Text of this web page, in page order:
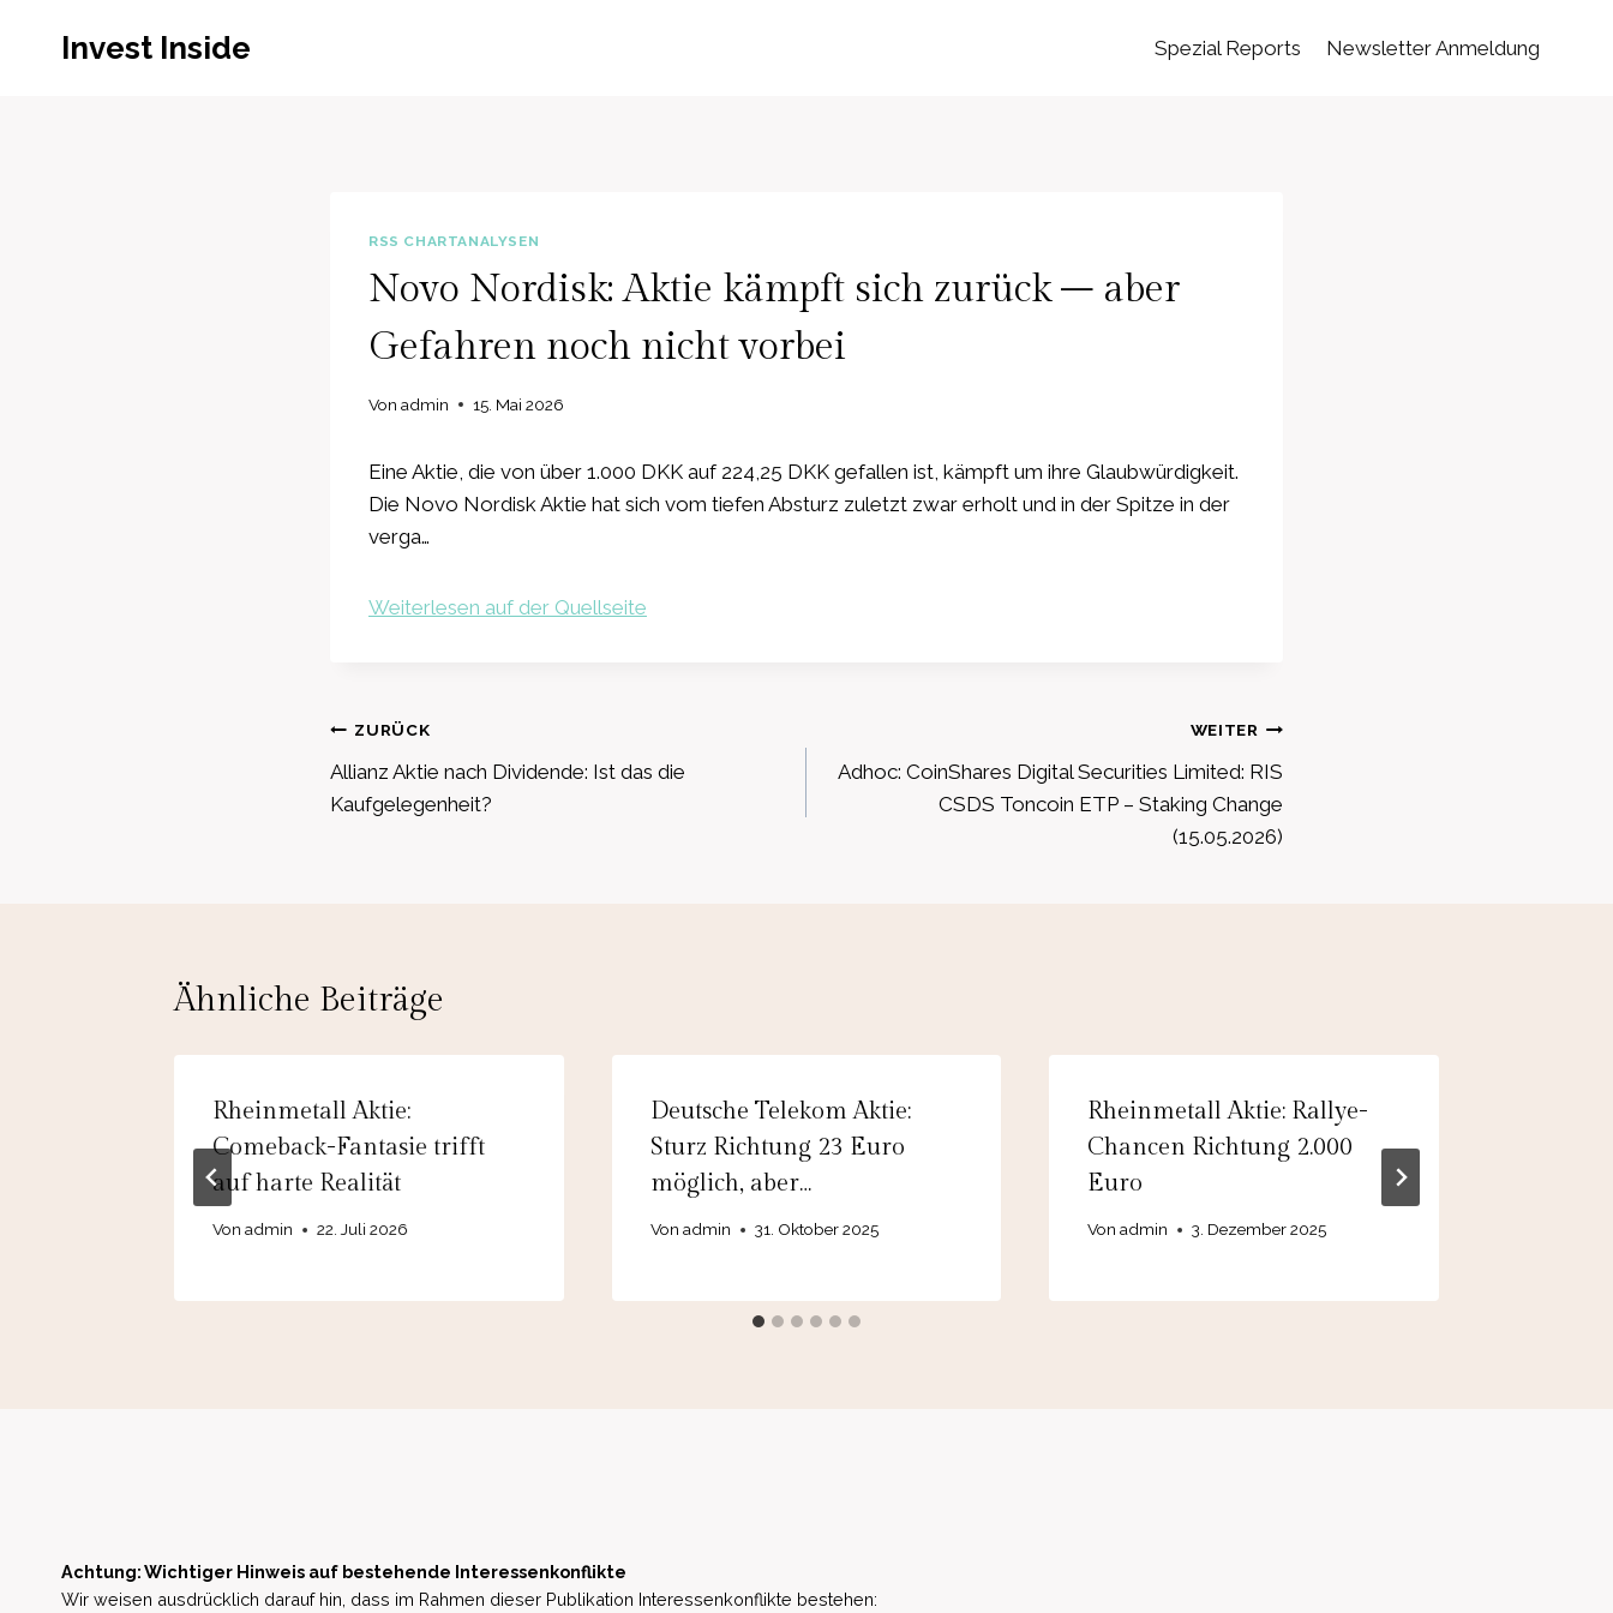
Invest Inside Spezial Reports Newsletter Anmeldung
RSS CHARTANALYSEN
Novo Nordisk: Aktie kämpft sich zurück – aber
Gefahren noch nicht vorbei
Von admin 15. Mai 2026
Eine Aktie, die von über 1.000 DKK auf 224,25 DKK gefallen ist, kämpft um ihre Glaubwürdigkeit.
Die Novo Nordisk Aktie hat sich vom tiefen Absturz zuletzt zwar erholt und in der Spitze in der
verga…
Weiterlesen auf der Quellseite
Beitragsnavigation
ZURÜCK
Allianz Aktie nach Dividende: Ist das die
Kaufgelegenheit?
WEITER
Adhoc: CoinShares Digital Securities Limited: RIS
CSDS Toncoin ETP – Staking Change
(15.05.2026)
Ähnliche Beiträge
Rheinmetall Aktie:
Comeback-Fantasie trifft
auf harte Realität
Von admin 22. Juli 2026
Deutsche Telekom Aktie:
Sturz Richtung 23 Euro
möglich, aber…
Von admin 31. Oktober 2025
Rheinmetall Aktie: Rallye-
Chancen Richtung 2.000
Euro
Von admin 3. Dezember 2025
Achtung: Wichtiger Hinweis auf bestehende Interessenkonflikte
Wir weisen ausdrücklich darauf hin, dass im Rahmen dieser Publikation Interessenkonflikte bestehen: